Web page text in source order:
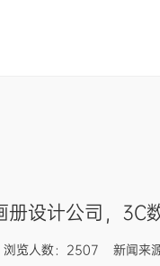
册设计公司，3C
人数：2507 新闻来源